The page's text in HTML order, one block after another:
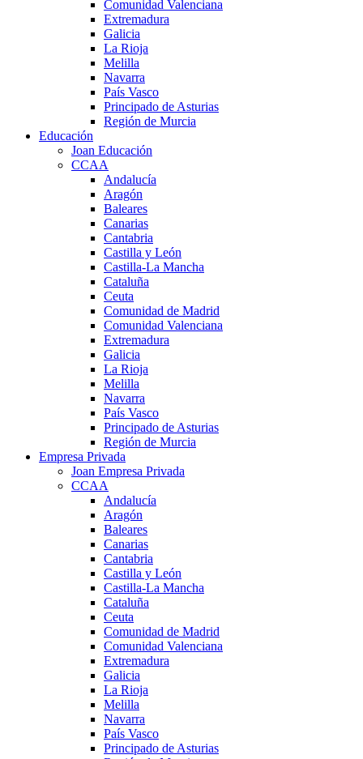
Comunidad Valenciana
Extremadura
Galicia
La Rioja
Melilla
Navarra
País Vasco
Principado de Asturias
Región de Murcia
Educación
Joan Educación
CCAA
Andalucía
Aragón
Baleares
Canarias
Cantabria
Castilla y León
Castilla-La Mancha
Cataluña
Ceuta
Comunidad de Madrid
Comunidad Valenciana
Extremadura
Galicia
La Rioja
Melilla
Navarra
País Vasco
Principado de Asturias
Región de Murcia
Empresa Privada
Joan Empresa Privada
CCAA
Andalucía
Aragón
Baleares
Canarias
Cantabria
Castilla y León
Castilla-La Mancha
Cataluña
Ceuta
Comunidad de Madrid
Comunidad Valenciana
Extremadura
Galicia
La Rioja
Melilla
Navarra
País Vasco
Principado de Asturias